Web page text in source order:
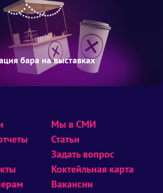
бара на выставках
Мы в СМИ
Статьи
Задать вопрос
Коктейльная карта
Вакансии